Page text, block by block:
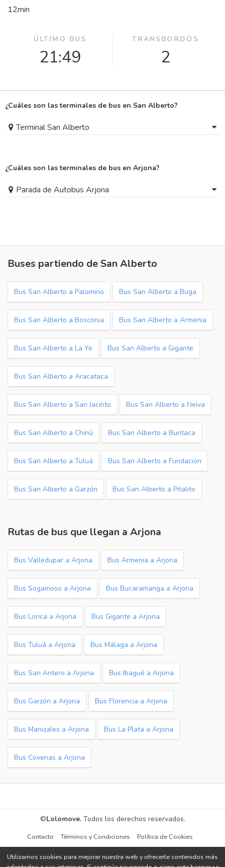
12min
ÚLTIMO BUS
21:49
TRANSBORDOS
2
¿Cuáles son las terminales de bus en San Alberto?
Terminal San Alberto
¿Cuáles son las terminales de bus en Arjona?
Parada de Autobus Arjona
Buses partiendo de San Alberto
Bus San Alberto a Palomino Bus San Alberto a Buga
Bus San Alberto a Bosconia Bus San Alberto a Armenia
Bus San Alberto a La Ye Bus San Alberto a Gigante
Bus San Alberto a Aracataca
Bus San Alberto a San Jacinto Bus San Alberto a Neiva
Bus San Alberto a Chinú Bus San Alberto a Buritaca
Bus San Alberto a Tuluá Bus San Alberto a Fundacion
Bus San Alberto a Garzón Bus San Alberto a Pitalito
Rutas de bus que llegan a Arjona
Bus Valledupar a Arjona Bus Armenia a Arjona
Bus Sogamoso a Arjona Bus Bucaramanga a Arjona
Bus Lorica a Arjona Bus Gigante a Arjona
Bus Tuluá a Arjona Bus Málaga a Arjona
Bus San Antero a Arjona Bus Ibagué a Arjona
Bus Garzón a Arjona Bus Florencia a Arjona
Bus Manizales a Arjona Bus La Plata a Arjona
Bus Covenas a Arjona
Utilizamos cookies para mejorar nuestra web y ofrecerle contenidos más
©Lolomove. Todos los derechos reservados.
Contacto Términos y Condiciones Política de Cookies